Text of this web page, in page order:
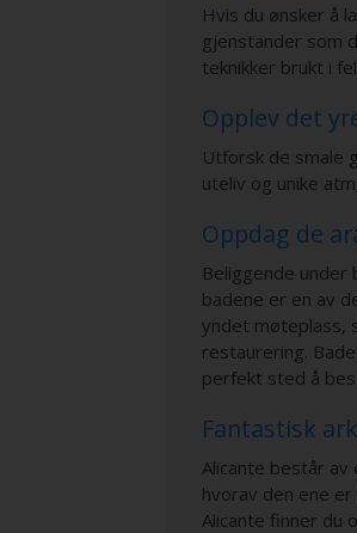
Hvis du ønsker å
gjenstander som
teknikker brukt i
Opplev det
Utforsk de smale
uteliv og unike
Oppdag de
Beliggende under
badene er en av
yndet møteplass,
restaurering.
perfekt sted å
Fantastisk
Alicante består
hvorav den ene
Alicante finner du